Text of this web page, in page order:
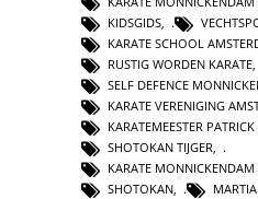
KIDSGIDS
KARATE SCHOOL
RUSTIG WORDEN KARATE
SELF DEFENCE
KARATE VERENIGING
KARATEMEESTER
SHOTOKAN TIJGER,
KARATE MONNICKENDAM
SHOTOKAN,